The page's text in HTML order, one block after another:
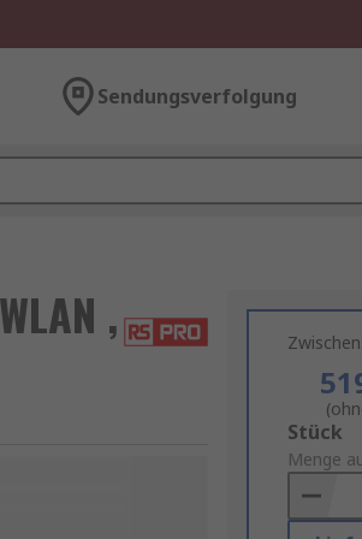
Sendungsverfolgung
,
Add
to
Basket
Stück
Menge